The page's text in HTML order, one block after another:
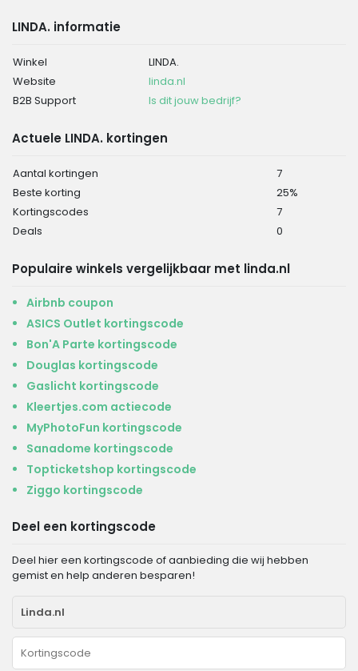
LINDA. informatie
Winkel
LINDA.
Website
linda.nl
B2B Support
Is dit jouw bedrijf?
Actuele LINDA. kortingen
Aantal kortingen
7
Beste korting
25%
Kortingscodes
7
Deals
0
Populaire winkels vergelijkbaar met linda.nl
Airbnb coupon
ASICS Outlet kortingscode
Bon'A Parte kortingscode
Douglas kortingscode
Gaslicht kortingscode
Kleertjes.com actiecode
MyPhotoFun kortingscode
Sanadome kortingscode
Topticketshop kortingscode
Ziggo kortingscode
Deel een kortingscode
Deel hier een kortingscode of aanbieding die wij hebben
gemist en help anderen besparen!